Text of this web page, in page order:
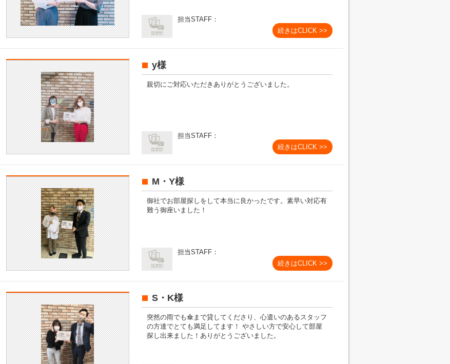
担当STAFF：
続きはCLICK >>
y様
親切にご対応いただきありがとうございました。
担当STAFF：
続きはCLICK >>
M・Y様
御社でお部屋探しをして本当に良かったです。素早い対応有
難う御座いました！
担当STAFF：
続きはCLICK >>
S・K様
突然の雨でも傘まで貸してくださり、心遣いのあるスタッフ
の方達でとても満足してます！ やさしい方で安心して部屋
探し出来ました！ありがとうございました。